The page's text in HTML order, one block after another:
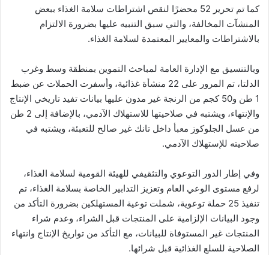
كما تم تحرير 52 محضرًا لنقص اشتراطات سلامة الغذاء ببعض
المنشآت المخالفة، والتي سبق التنبيه عليها بضرورة الالتزام
بالاشتراطات والمعايير المعتمدة لسلامة الغذاء.
وبالتنسيق مع الإدارة العامة لمباحث التموين بمنطقة وسط وغرب
الدلتا، تم المرور على 22 منشأة غذائية، وأسفرت الحملات عن ضبط
1 طن و50 كجم من الرنجة غير مدون عليها بيانات تفيد تاريخي الإنتاج
والإنتهاء، ويشتبه في صلاحيتها للاستهلاك الآدمي، بالإضافة إلى 2 طن
من عسل الجلوكوز معبأ داخل تانك غير صالح للتعبئة، ويشتبه في
صلاحيته للإستهلاك الآدمي.
وفي إطار الدور التوعوي والتثقيفي للهيئة القومية لسلامة الغذاء،
لرفع مستوى الوعي العام وتعزيز التدابير الخاصة بسلامة الغذاء، تم
تنفيذ 25 حملة توعوية، شملت توعية المستهلكين بضرورة التأكد من
وجود البيانات الإلزامية على المنتجات قبل الشراء، وعدم شراء
المنتجات غير المستوفاة للبيانات، مع التأكد من تواريخ الإنتاج وانتهاء
الصلاحية للسلع الغذائية قبل شرائها.